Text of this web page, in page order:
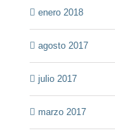
enero 2018
agosto 2017
julio 2017
marzo 2017